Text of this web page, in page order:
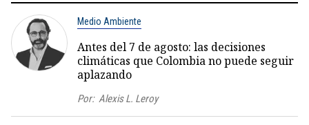
Medio Ambiente
Antes del 7 de agosto: las decisiones
climáticas que Colombia no puede seguir
aplazando
Por: Alexis L. Leroy